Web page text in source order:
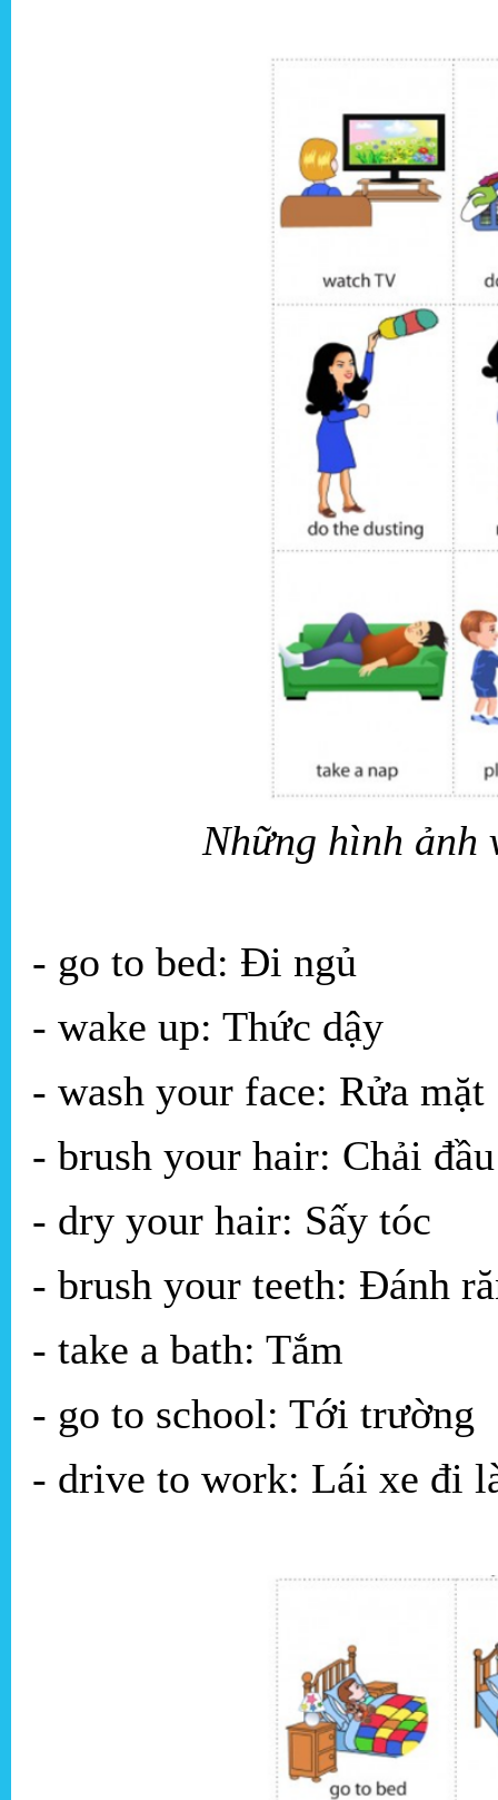
Những hình ảnh
- go to bed: Đi ngủ
- wake up: Thức dậy
- wash your face: Rửa mặt
- brush your hair: Chải đầu
- dry your hair: Sấy tóc
- brush your teeth: Đánh
- take a bath: Tắm
- go to school: Tới trường
- drive to work: Lái xe đi